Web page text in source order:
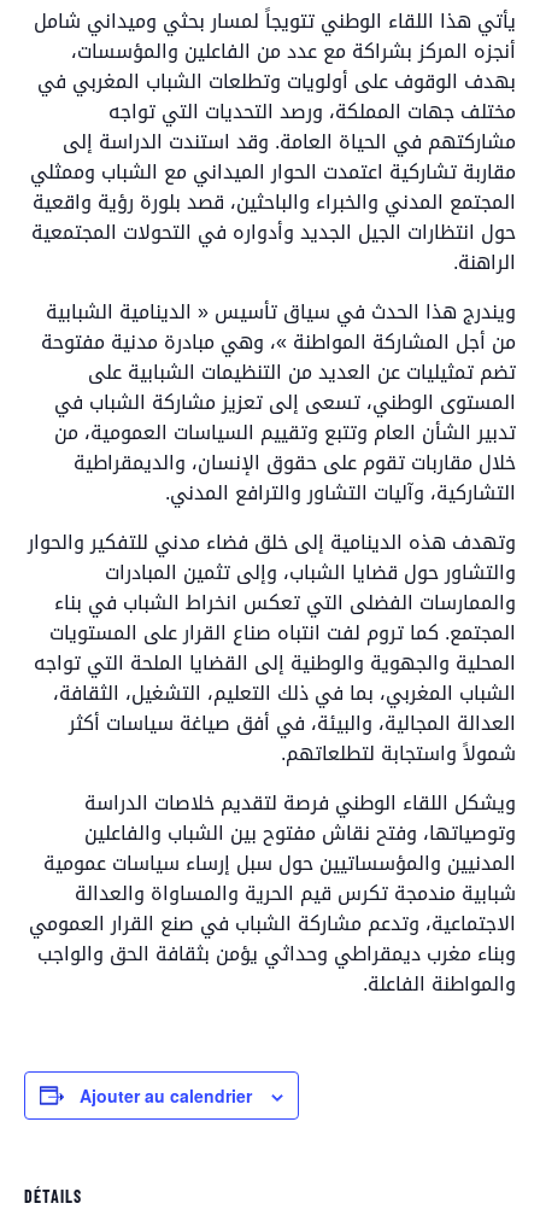
يأتي هذا اللقاء الوطني تتويجاً لمسار بحثي وميداني شامل
أنجزه المركز بشراكة مع عدد من الفاعلين والمؤسسات،
بهدف الوقوف على أولويات وتطلعات الشباب المغربي في
مختلف جهات المملكة، ورصد التحديات التي تواجه
مشاركتهم في الحياة العامة. وقد استندت الدراسة إلى
مقاربة تشاركية اعتمدت الحوار الميداني مع الشباب وممثلي
المجتمع المدني والخبراء والباحثين، قصد بلورة رؤية واقعية
حول انتظارات الجيل الجديد وأدواره في التحولات المجتمعية
الراهنة.
ويندرج هذا الحدث في سياق تأسيس « الدينامية الشبابية
من أجل المشاركة المواطنة »، وهي مبادرة مدنية مفتوحة
تضم تمثيليات عن العديد من التنظيمات الشبابية على
المستوى الوطني، تسعى إلى تعزيز مشاركة الشباب في
تدبير الشأن العام وتتبع وتقييم السياسات العمومية، من
خلال مقاربات تقوم على حقوق الإنسان، والديمقراطية
التشاركية، وآليات التشاور والترافع المدني.
وتهدف هذه الدينامية إلى خلق فضاء مدني للتفكير والحوار
والتشاور حول قضايا الشباب، وإلى تثمين المبادرات
والممارسات الفضلى التي تعكس انخراط الشباب في بناء
المجتمع. كما تروم لفت انتباه صناع القرار على المستويات
المحلية والجهوية والوطنية إلى القضايا الملحة التي تواجه
الشباب المغربي، بما في ذلك التعليم، التشغيل، الثقافة،
العدالة المجالية، والبيئة، في أفق صياغة سياسات أكثر
شمولاً واستجابة لتطلعاتهم.
ويشكل اللقاء الوطني فرصة لتقديم خلاصات الدراسة
وتوصياتها، وفتح نقاش مفتوح بين الشباب والفاعلين
المدنيين والمؤسساتيين حول سبل إرساء سياسات عمومية
شبابية مندمجة تكرس قيم الحرية والمساواة والعدالة
الاجتماعية، وتدعم مشاركة الشباب في صنع القرار العمومي
وبناء مغرب ديمقراطي وحداثي يؤمن بثقافة الحق والواجب
والمواطنة الفاعلة.
Ajouter au calendrier
DÉTAILS